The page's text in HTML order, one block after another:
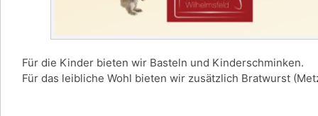
Für die Kinder bieten wir Basteln und Kinderschminken.
Für das leibliche Wohl bieten wir zusätzlich Bratwurst